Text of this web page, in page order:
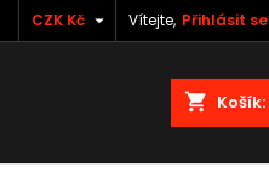
Vítejte, Přihlásit se
CZK Kč 
shopping_cart Košík: